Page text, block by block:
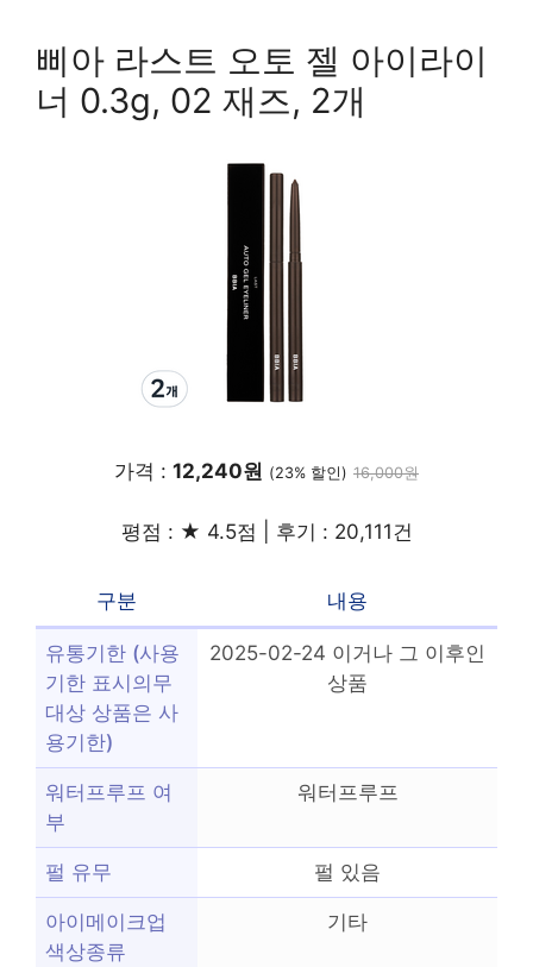
삐아 라스트 오토 젤 아이라이
너 0.3g, 02 재즈, 2개
가격 : 12,240원 (23% 할인) 16,000원
평점 : ★ 4.5점 | 후기 : 20,111건
구분 내용
유통기한 (사용
기한 표시의무
대상 상품은 사
용기한)
2025-02-24 이거나 그 이후인
상품
워터프루프 여
부
워터프루프
펄 유무 펄 있음
아이메이크업
색상종류
기타